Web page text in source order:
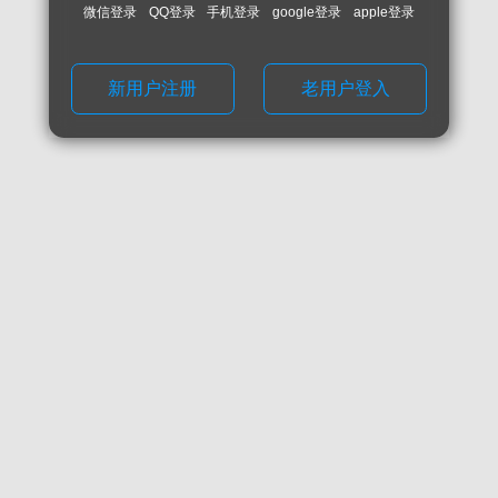
微信登录 QQ登录 手机登录 google登录 apple登录
新用户注册 老用户登入